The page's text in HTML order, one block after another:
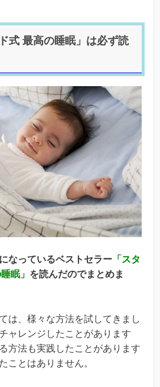
式 最高の睡眠」は必ず読
なっているベストセラー 「スタ
眠」 を読んだのでまとめま
は、様々な方法を試してきまし
ャレンジしたことがあります
方法も実践したことがあります
ことはありません。